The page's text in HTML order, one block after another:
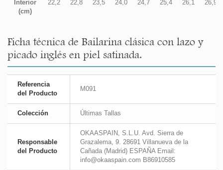
Interior
(cm)
22,2 22,8 23,5 24,0 24,7 25,4 26,1 26,9
Ficha técnica de Bailarina clásica con lazo y
picado inglés en piel satinada.
Referencia
del Producto
M091
Colección Últimas Tallas
Responsable
del Producto
OKAASPAIN, S.L.U. Avd. Sierra de
Grazalema, 9. 28691 Villanueva de la
Cañada (Madrid) ESPAÑA Email:
info@okaaspain.com B86910585